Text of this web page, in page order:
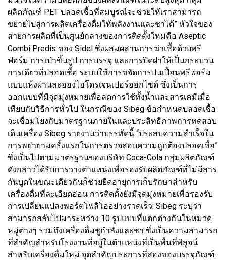
ผลิตภัณฑ์ PET ปลอดเชื้อที่สมบูรณ์จะช่วยให้เราสามารถ
ขยายไปสู่การผลิตเครื่องดื่มให้พลังงานและชาได้” หัวใจของ
สายการผลิตที่เป็นศูนย์กลางของการติดตั้งใหม่คือ Aseptic
Combi Predis ของ Sidel ซึ่งผสมผสานการฆ่าเชื้อด้วยพรี
ฟอร์ม การเป่าขึ้นรูป การบรรจุ และการปิดฝาให้เป็นกระบวน
การเดียวที่ปลอดเชื้อ ระบบใช้การขจัดการปนเปื้อนพรีฟอร์ม
แบบแห้งผ่านละอองไฮโดรเจนเปอร์ออกไซด์ ซึ่งเป็นการ
ออกแบบที่มีจุดมุ่งหมายเพื่อลดการใช้ทั้งน้ำและสารเคมีเมื่อ
เทียบกับวิธีการทั่วไป ในกรณีของ Sibeg ข้อกำหนดปลอดเชื้อ
จะเชื่อมโยงกับมาตรฐานภายในและประสิทธิภาพการทดสอบ
เดินเครื่อง Sibeg รายงานว่าบรรทัดนี้ “ประสบความสำเร็จใน
การพยายามครั้งแรกในการตรวจสอบความถูกต้องปลอดเชื้อ”
ซึ่งเป็นไปตามมาตรฐานของบริษัท Coca-Cola กลุ่มผลิตภัณฑ์
ดังกล่าวได้รับการวางตำแหน่งเพื่อรองรับผลิตภัณฑ์ที่ไม่มีสาร
กันบูดในขณะเดียวกันก็ช่วยยืดอายุการเก็บรักษาสำหรับ
เครื่องดื่มที่ละเอียดอ่อน การติดตั้งยังมีจุดมุ่งหมายเพื่อรองรับ
การเปลี่ยนแปลงพอร์ตโฟลิโออย่างรวดเร็ว: Sibeg ระบุว่า
สามารถสลับไปมาระหว่าง 10 รูปแบบที่แตกต่างกันในหมวด
หมู่ต่างๆ รวมถึงเครื่องดื่มชูกำลังและชา ซึ่งเป็นความสามารถ
ที่สำคัญสำหรับโรงงานที่อยู่ในตำแหน่งที่เป็นพื้นที่พิสูจน์
สำหรับเครื่องดื่มใหม่ จุดสำคัญประการที่สองของบรรจุภัณฑ์: